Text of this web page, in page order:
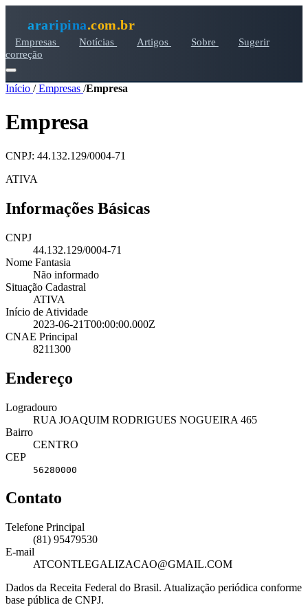
araripina.com.br
Empresas Notícias Artigos Sobre
Sugerir
correção
Início /Empresas /Empresa
Empresa
CNPJ: 44.132.129/0004-71
ATIVA
Informações Básicas
CNPJ
44.132.129/0004-71
Nome Fantasia
Não informado
Situação Cadastral
ATIVA
Início de Atividade
2023-06-21T00:00:00.000Z
CNAE Principal
8211300
Endereço
Logradouro
RUA JOAQUIM RODRIGUES NOGUEIRA 465
Bairro
CENTRO
CEP
56280000
Contato
Telefone Principal
(81) 95479530
E-mail
ATCONTLEGALIZACAO@GMAIL.COM
Dados da Receita Federal do Brasil. Atualização periódica conforme
base pública de CNPJ.